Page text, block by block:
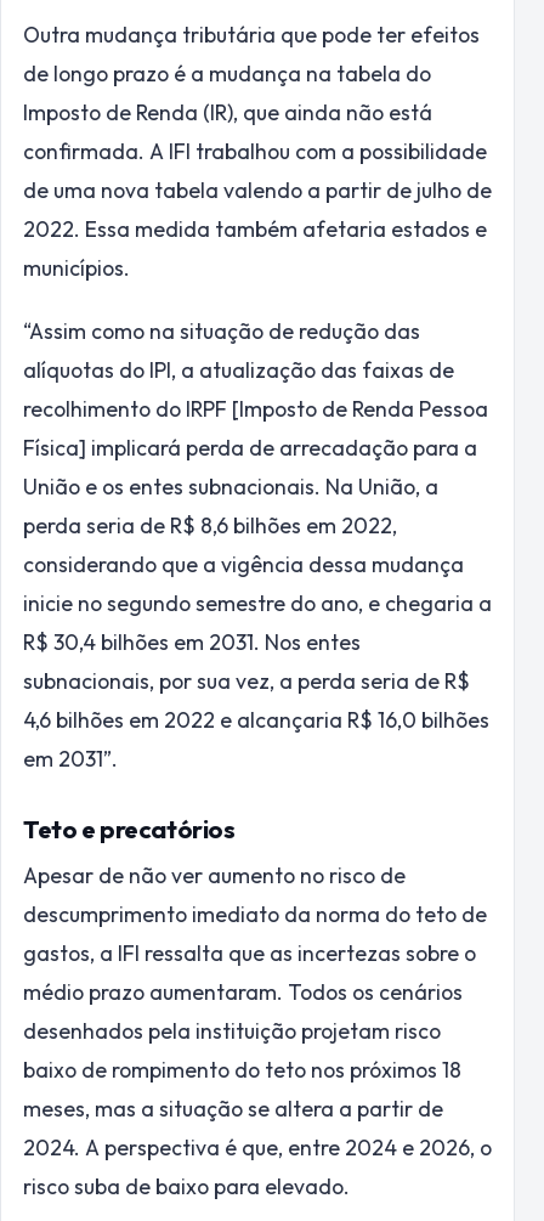
Outra mudança tributária que pode ter efeitos
de longo prazo é a mudança na tabela do
Imposto de Renda (IR), que ainda não está
confirmada. A IFI trabalhou com a possibilidade
de uma nova tabela valendo a partir de julho de
2022. Essa medida também afetaria estados e
municípios.
“Assim como na situação de redução das
alíquotas do IPI, a atualização das faixas de
recolhimento do IRPF [Imposto de Renda Pessoa
Física] implicará perda de arrecadação para a
União e os entes subnacionais. Na União, a
perda seria de R$ 8,6 bilhões em 2022,
considerando que a vigência dessa mudança
inicie no segundo semestre do ano, e chegaria a
R$ 30,4 bilhões em 2031. Nos entes
subnacionais, por sua vez, a perda seria de R$
4,6 bilhões em 2022 e alcançaria R$ 16,0 bilhões
em 2031”.
Teto e precatórios
Apesar de não ver aumento no risco de
descumprimento imediato da norma do teto de
gastos, a IFI ressalta que as incertezas sobre o
médio prazo aumentaram. Todos os cenários
desenhados pela instituição projetam risco
baixo de rompimento do teto nos próximos 18
meses, mas a situação se altera a partir de
2024. A perspectiva é que, entre 2024 e 2026, o
risco suba de baixo para elevado.